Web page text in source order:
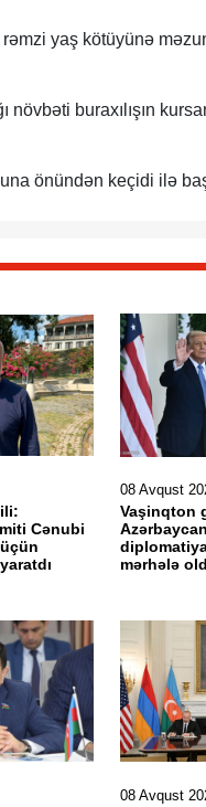
yaş kötüyünə
buraxılışın
önündən keçidi ilə
Cənubi
08 Avqust
Vaşinqton
mərhələ
08 Avqust